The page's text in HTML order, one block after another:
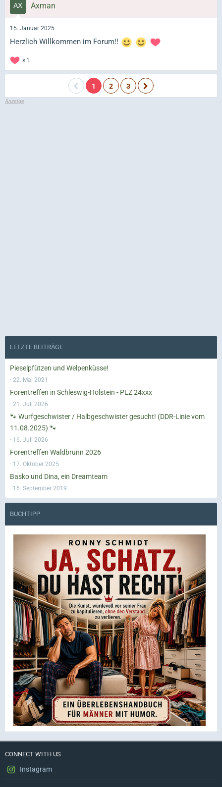
Axman
15. Januar 2025
Herzlich Willkommen im Forum!!
1
1 2 3
LETZTE BEITRÄGE
Pieselpfützen und Welpenküsse!
22. Mai 2021
Forentreffen in Schleswig-Holstein - PLZ 24xxx
21. Juli 2026
🐾 Wurfgeschwister / Halbgeschwister gesucht! (DDR-Linie vom
11.08.2025) 🐾
16. Juli 2026
Forentreffen Waldbrunn 2026
17. Oktober 2025
Basko und Dina, ein Dreamteam
16. September 2019
BUCHTIPP
CONNECT WITH US
Instagram